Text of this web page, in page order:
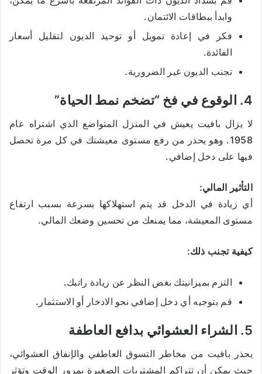
وابدأ ببطاقات الائتمان.
فكر في إعادة تمويل أو توحيد الديون لتقليل أسعار
الفائدة.
تجنب الديون غير الضرورية.
4. الوقوع في فخ “تضخم نمط الحياة”
لا يزال بافيت يعيش في المنزل المتواضع الذي اشتراه عام
1958. وهو يحذر من رفع مستوى معيشتك في كل مرة تحصل
فيها على دخل إضافي.
التأثير المالي:
أي زيادة في الدخل قد يتم استهلاكها بسرعة بسبب ارتفاع
مستوى المعيشة، مما يمنعك من تحسين وضعك المالي.
كيفية تجنب ذلك:
التزم بميزانيتك بغض النظر عن زيادة راتبك.
قم بتوجيه أي دخل إضافي نحو الادخار أو الاستثمار.
5. الشراء العشوائي بدافع العاطفة
يحذر بافيت من مخاطر التسوق العاطفي والإنفاق العشوائي،
حيث يمكن أن تتراكم المشتريات الصغيرة بمرور الوقت وتؤثر